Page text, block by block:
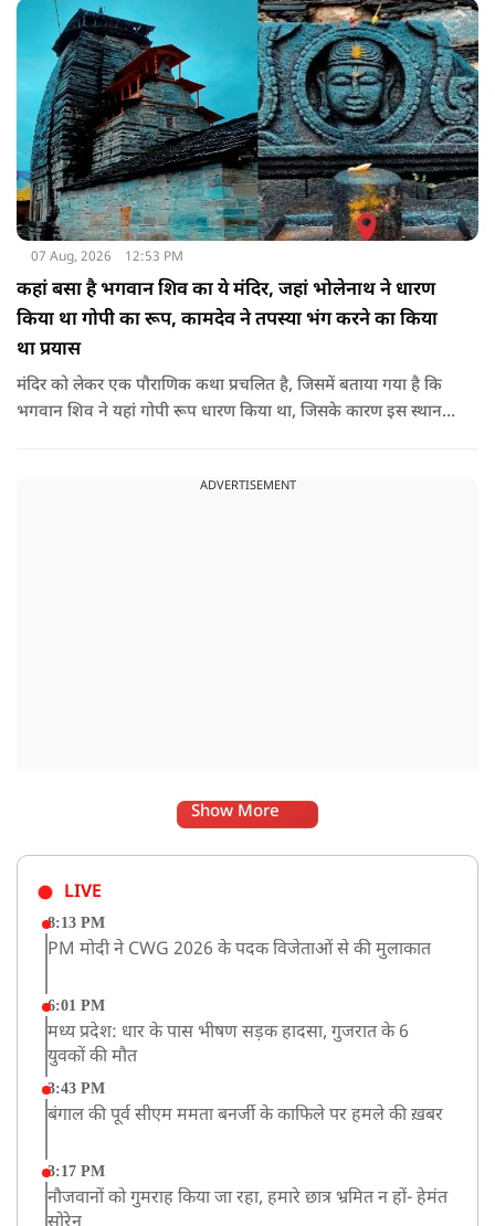
सकता है.
07 Aug, 2026 12:53 PM
कहां बसा है भगवान शिव का ये मंदिर, जहां भोलेनाथ ने धारण
किया था गोपी का रूप, कामदेव ने तपस्या भंग करने का किया
था प्रयास
मंदिर को लेकर एक पौराणिक कथा प्रचलित है, जिसमें बताया गया है कि
भगवान शिव ने यहां गोपी रूप धारण किया था, जिसके कारण इस स्थान
ADVERTISEMENT
Show More
LIVE
8:13 PM
PM मोदी ने CWG 2026 के पदक विजेताओं से की मुलाकात
6:01 PM
मध्य प्रदेश: धार के पास भीषण सड़क हादसा, गुजरात के 6
युवकों की मौत
3:43 PM
बंगाल की पूर्व सीएम ममता बनर्जी के काफिले पर हमले की ख़बर
3:17 PM
नौजवानों को गुमराह किया जा रहा, हमारे छात्र भ्रमित न हों- हेमंत